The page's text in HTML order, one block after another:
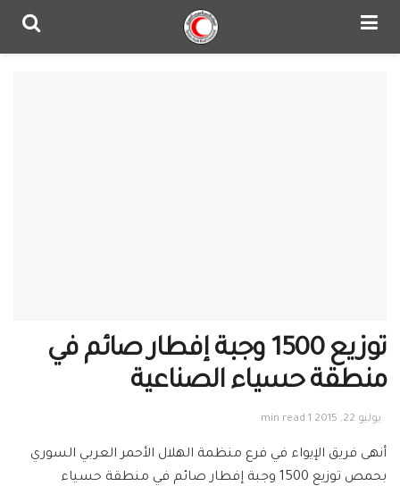
توزيع 1500 وجبة إفطار صائم في
منطقة حسياء الصناعية
يوليو 22, 2015 1 min read
أنهى فريق الإيواء في فرع منظمة الهلال الأحمر العربي السوري
بحمص توزيع 1500 وجبة إفطار صائم في منطقة حسياء